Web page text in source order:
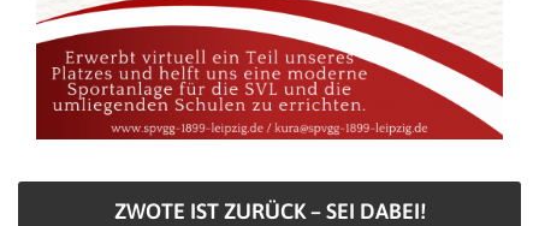
ZWOTE IST ZURÜCK – SEI DABEI!